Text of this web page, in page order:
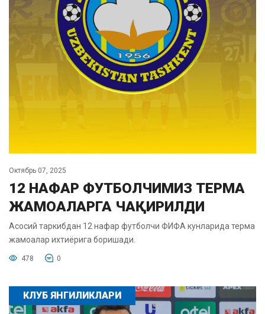
Октябрь 07, 2025
12 НАФАР ФУТБОЛЧИМИЗ ТЕРМА
ЖАМОАЛАРГА ЧАҚИРИЛДИ
Асосий таркибдан 12 нафар футболчи ФИФА кунларида терма
жамоалар ихтиёрига боришади.
478 0
КЛУБ ЯНГИЛИКЛАРИ